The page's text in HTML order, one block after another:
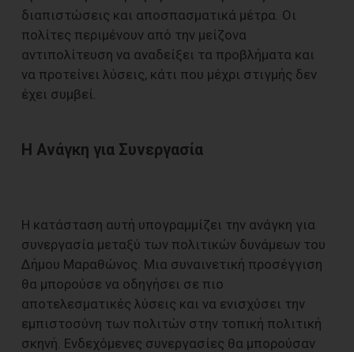
διαπιστώσεις και αποσπασματικά μέτρα. Οι
πολίτες περιμένουν από την μείζονα
αντιπολίτευση να αναδείξει τα προβλήματα και
να προτείνει λύσεις, κάτι που μέχρι στιγμής δεν
έχει συμβεί.
Η Ανάγκη για Συνεργασία
Η κατάσταση αυτή υπογραμμίζει την ανάγκη για
συνεργασία μεταξύ των πολιτικών δυνάμεων του
Δήμου Μαραθώνος. Μια συναινετική προσέγγιση
θα μπορούσε να οδηγήσει σε πιο
αποτελεσματικές λύσεις και να ενισχύσει την
εμπιστοσύνη των πολιτών στην τοπική πολιτική
σκηνή. Ενδεχόμενες συνεργασίες θα μπορούσαν